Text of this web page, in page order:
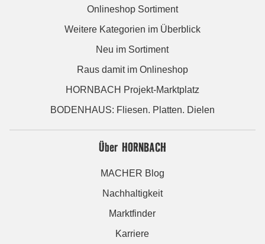
Onlineshop Sortiment
Weitere Kategorien im Überblick
Neu im Sortiment
Raus damit im Onlineshop
HORNBACH Projekt-Marktplatz
BODENHAUS: Fliesen. Platten. Dielen
Über HORNBACH
MACHER Blog
Nachhaltigkeit
Marktfinder
Karriere